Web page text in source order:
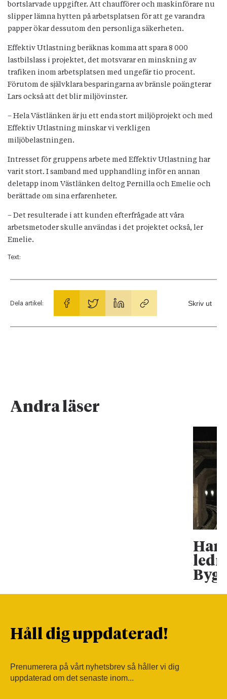
bortslarvade uppgifter. Att chaufförer och maskinförare nu
slipper lämna hytten på arbetsplatsen för att ge varandra
papper ökar dessutom den personliga säkerheten.
Effektiv Utlastning beräknas komma att spara 8 000
lastbilslass i projektet, det motsvarar en minskning av
trafiken inom arbetsplatsen med ungefär tio procent.
Förutom de självklara besparingarna av bränsle poängterar
Lars också att det blir miljövinster.
– Hela Västlänken är ju ett enda stort miljöprojekt och med
Effektiv Utlastning minskar vi verkligen
miljöbelastningen.
Intresset för gruppens arbete med Effektiv Utlastning har
varit stort. I samband med upphandling inför en annan
deletapp inom Västlänken deltog Pernilla och Emelie och
berättade om sina erfarenheter.
– Det resulterade i att kunden efterfrågade att våra
arbetsmetoder skulle användas i det projektet också, ler
Emelie.
Text:
Dela artikel: Skriv ut
Andra läser
Han
Håll dig uppdaterad!
Prenumerera på vårt nyhetsbrev så håller vi dig
uppdaterad om det senaste inom...